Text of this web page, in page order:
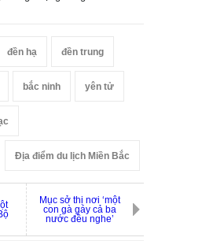
đền hạ đền trung
bắc ninh yên tử
Địa điểm du lịch Miền Bắc
Mục sở thị nơi ‘một
con gà gáy cả ba
nước đều nghe’